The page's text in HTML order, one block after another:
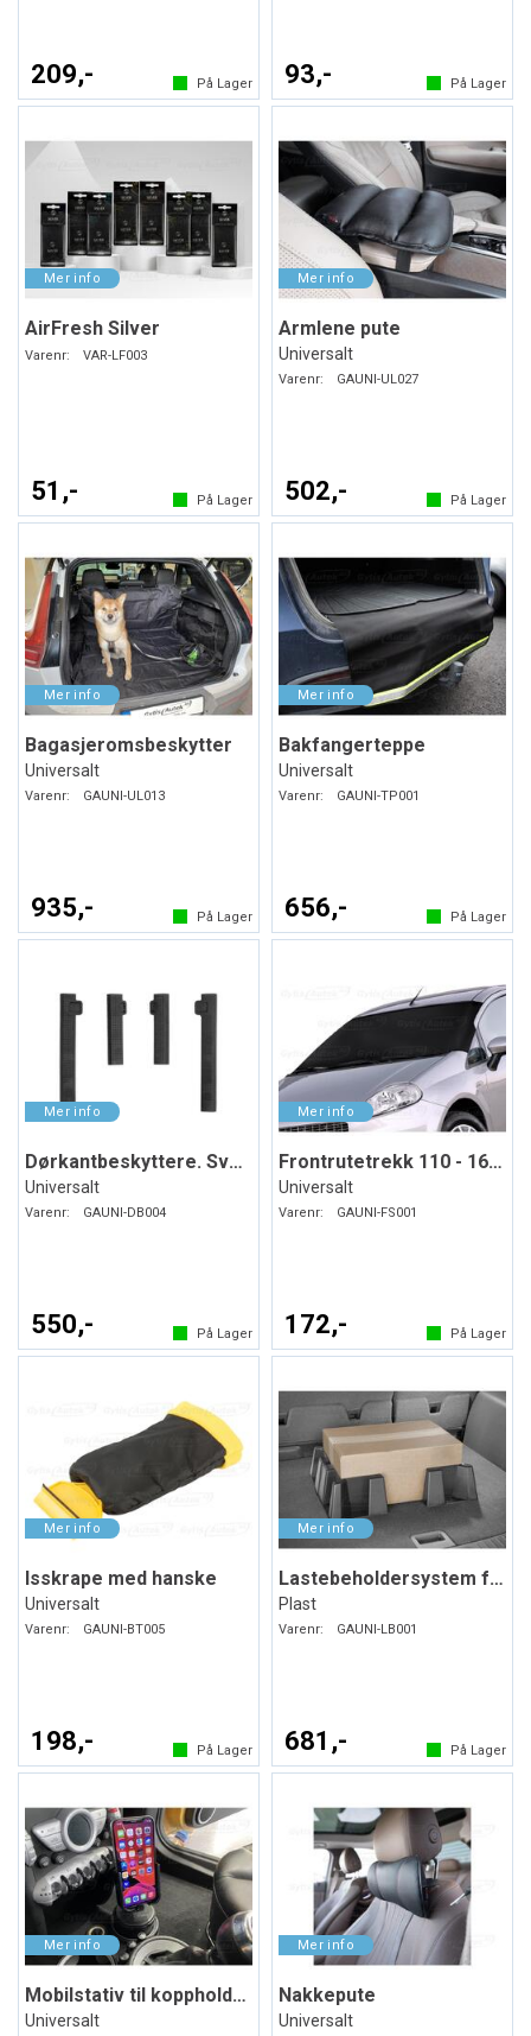
209,- På Lager 93,- På Lager
AirFresh Silver
Varenr: VAR-LF003
51,- På Lager
Armlene pute
Universalt
Varenr: GAUNI-UL027
502,- På Lager
Bagasjeromsbeskytter
Universalt
Varenr: GAUNI-UL013
935,- På Lager
Bakfangerteppe
Universalt
Varenr: GAUNI-TP001
656,- På Lager
Dørkantbeskyttere. Svart. Myk plast
Universalt
Varenr: GAUNI-DB004
550,- På Lager
Frontrutetrekk 110 - 160 x 75 cm
Universalt
Varenr: GAUNI-FS001
172,- På Lager
Isskrape med hanske
Universalt
Varenr: GAUNI-BT005
198,- På Lager
Lastebeholdersystem for bagasjerommet
Plast
Varenr: GAUNI-LB001
681,- På Lager
Mobilstativ til koppholderen
Universalt
Nakkepute
Universalt